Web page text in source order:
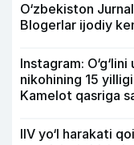
O‘zbekiston
Blogerlar ijodiy
Instagram:
nikohining 15
Kamelot qasriga
IIV yo‘l harakati